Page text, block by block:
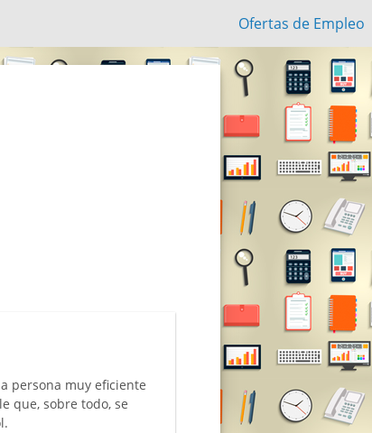
Ofertas de Empleo
persona muy eficiente
que, sobre todo, se